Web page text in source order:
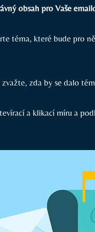
obsah pro Vaše
téma, které bude pro
zda by se dalo
a klikací míru a